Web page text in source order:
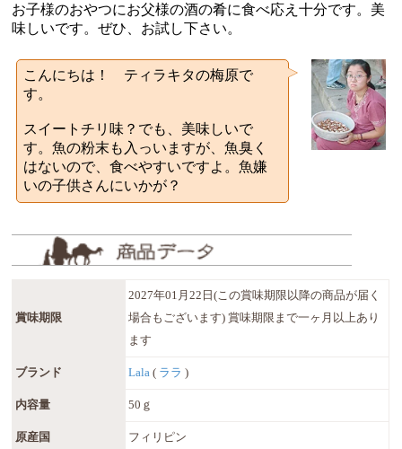
お子様のおやつにお父様の酒の肴に食べ応え十分です。美
味しいです。ぜひ、お試し下さい。
こんにちは！ ティラキタの梅原で
す。
スイートチリ味？でも、美味しいで
す。魚の粉末も入っいますが、魚臭く
はないので、食べやすいですよ。魚嫌
いの子供さんにいかが？
賞味期限
2027年01月22日(この賞味期限以降の商品が届く
場合もございます) 賞味期限まで一ヶ月以上あり
ます
ブランド Lala ( ララ )
内容量 50ｇ
原産国 フィリピン